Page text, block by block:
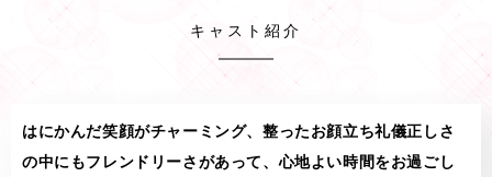
キャスト紹介
はにかんだ笑顔がチャーミング、整ったお顔立ち礼儀正しさ
の中にもフレンドリーさがあって、心地よい時間をお過ごし